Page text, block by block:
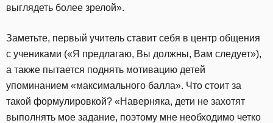
выглядеть более зрелой».
Заметьте, первый учитель ставит себя в центр общения
с учениками («Я предлагаю, Вы должны, Вам следует»),
а также пытается поднять мотивацию детей
упоминанием «максимального балла». Что стоит за
такой формулировкой? «Наверняка, дети не захотят
выполнять мое задание, поэтому мне необходимо четко